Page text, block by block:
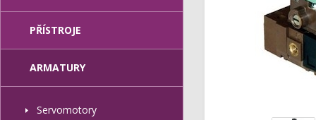
PŘÍSTROJE
ARMATURY
Servomotory